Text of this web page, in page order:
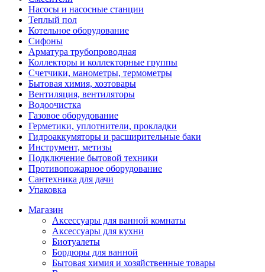
Насосы и насосные станции
Теплый пол
Котельное оборудование
Сифоны
Арматура трубопроводная
Коллекторы и коллекторные группы
Счетчики, манометры, термометры
Бытовая химия, хозтовары
Вентиляция, вентиляторы
Водоочистка
Газовое оборудование
Герметики, уплотнители, прокладки
Гидроаккумяторы и расширительные баки
Инструмент, метизы
Подключение бытовой техники
Противопожарное оборудование
Сантехника для дачи
Упаковка
Магазин
Аксессуары для ванной комнаты
Аксессуары для кухни
Биотуалеты
Бордюры для ванной
Бытовая химия и хозяйственные товары